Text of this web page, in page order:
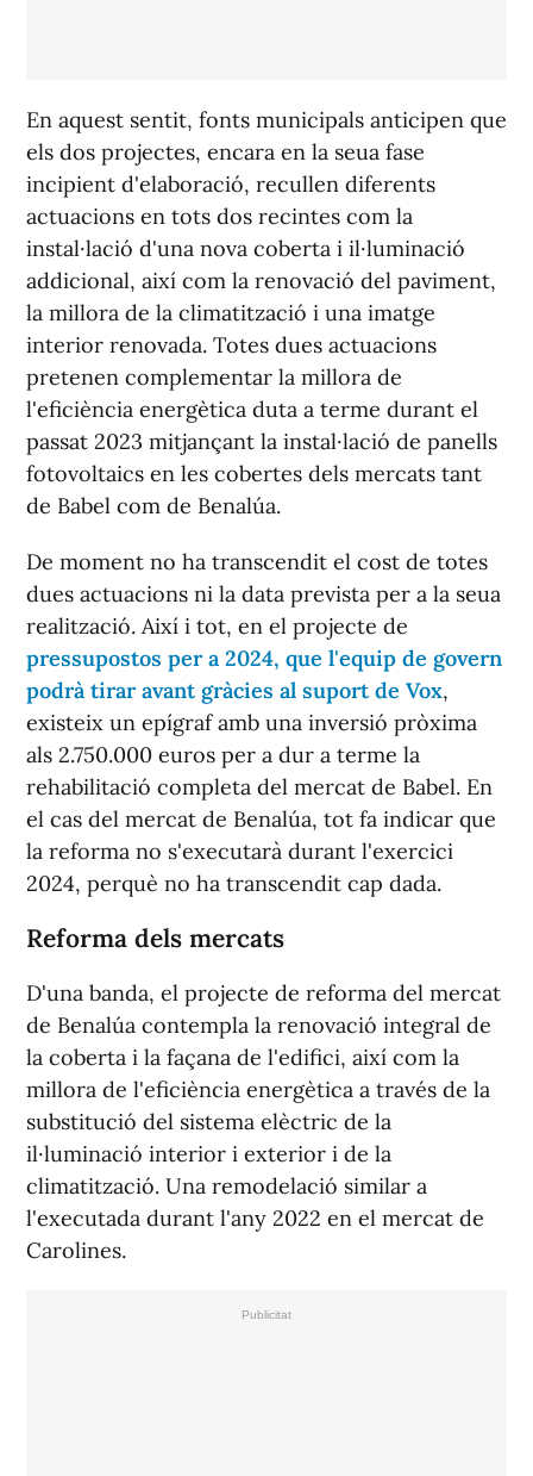
En aquest sentit, fonts municipals anticipen que
els dos projectes, encara en la seua fase
incipient d'elaboració, recullen diferents
actuacions en tots dos recintes com la
instal·lació d'una nova coberta i il·luminació
addicional, així com la renovació del paviment,
la millora de la climatització i una imatge
interior renovada. Totes dues actuacions
pretenen complementar la millora de
l'eficiència energètica duta a terme durant el
passat 2023 mitjançant la instal·lació de panells
fotovoltaics en les cobertes dels mercats tant
de Babel com de Benalúa.
De moment no ha transcendit el cost de totes
dues actuacions ni la data prevista per a la seua
realització. Així i tot, en el projecte de
pressupostos per a 2024, que l'equip de govern
podrà tirar avant gràcies al suport de Vox,
existeix un epígraf amb una inversió pròxima
als 2.750.000 euros per a dur a terme la
rehabilitació completa del mercat de Babel. En
el cas del mercat de Benalúa, tot fa indicar que
la reforma no s'executarà durant l'exercici
2024, perquè no ha transcendit cap dada.
Reforma dels mercats
D'una banda, el projecte de reforma del mercat
de Benalúa contempla la renovació integral de
la coberta i la façana de l'edifici, així com la
millora de l'eficiència energètica a través de la
substitució del sistema elèctric de la
il·luminació interior i exterior i de la
climatització. Una remodelació similar a
l'executada durant l'any 2022 en el mercat de
Carolines.